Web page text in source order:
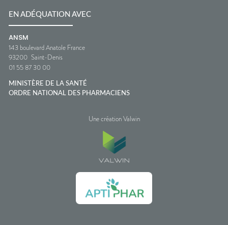
EN ADÉQUATION AVEC
ANSM
143 boulevard Anatole France
93200 Saint-Denis
01 55 87 30 00
MINISTÈRE DE LA SANTÉ
ORDRE NATIONAL DES PHARMACIENS
Une création Valwin